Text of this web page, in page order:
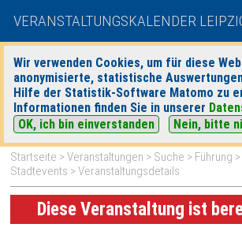
VERANSTALTUNGSKALENDER
Wir verwenden Cookies, um für diese
anonymisierte, statistische
Hilfe der Statistik-Software Matomo zu
Informationen finden Sie in unserer
OK, ich bin einverstanden
Nein, bitte
heute|
Startseite >Veranstaltungen > Suche > Führung >
Stadtevents > Veranstaltungsdetails
Diese Veranstaltung ist